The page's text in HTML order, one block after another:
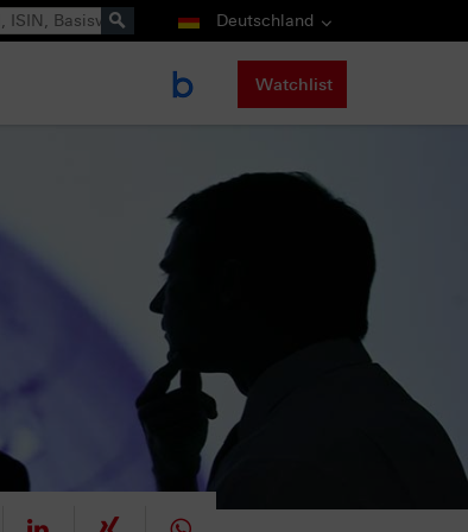
Deutschland
Watchlist
mitteilen